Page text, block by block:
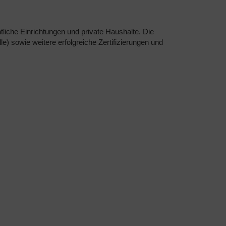
Einrichtungen und private Haushalte. Die
sowie weitere erfolgreiche Zertifizierungen und